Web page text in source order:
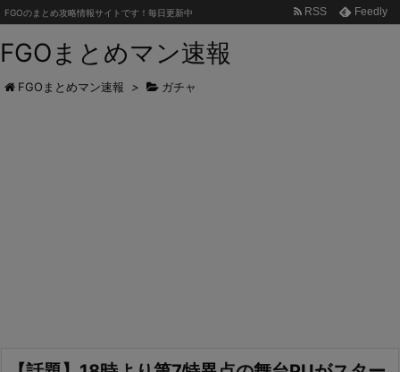
FGOまとめマン速報
FGOのまとめ攻略情報サイトです！毎日更新中 RSS Feedly
FGOまとめマン速報 > ガチャ